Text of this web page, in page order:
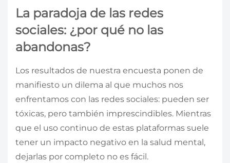
La paradoja de las redes
sociales: ¿por qué no las
abandonas?
Los resultados de nuestra encuesta ponen de
manifiesto un dilema al que muchos nos
enfrentamos con las redes sociales: pueden ser
tóxicas, pero también imprescindibles. Mientras
que el uso continuo de estas plataformas suele
tener un impacto negativo en la salud mental,
dejarlas por completo no es fácil.